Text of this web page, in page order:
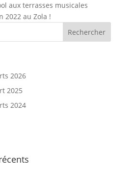
aux terrasses musicales
2022 au Zola !
2026
2025
2024